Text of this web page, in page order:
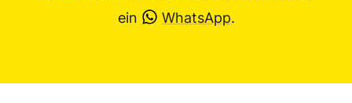
ein
WhatsApp.